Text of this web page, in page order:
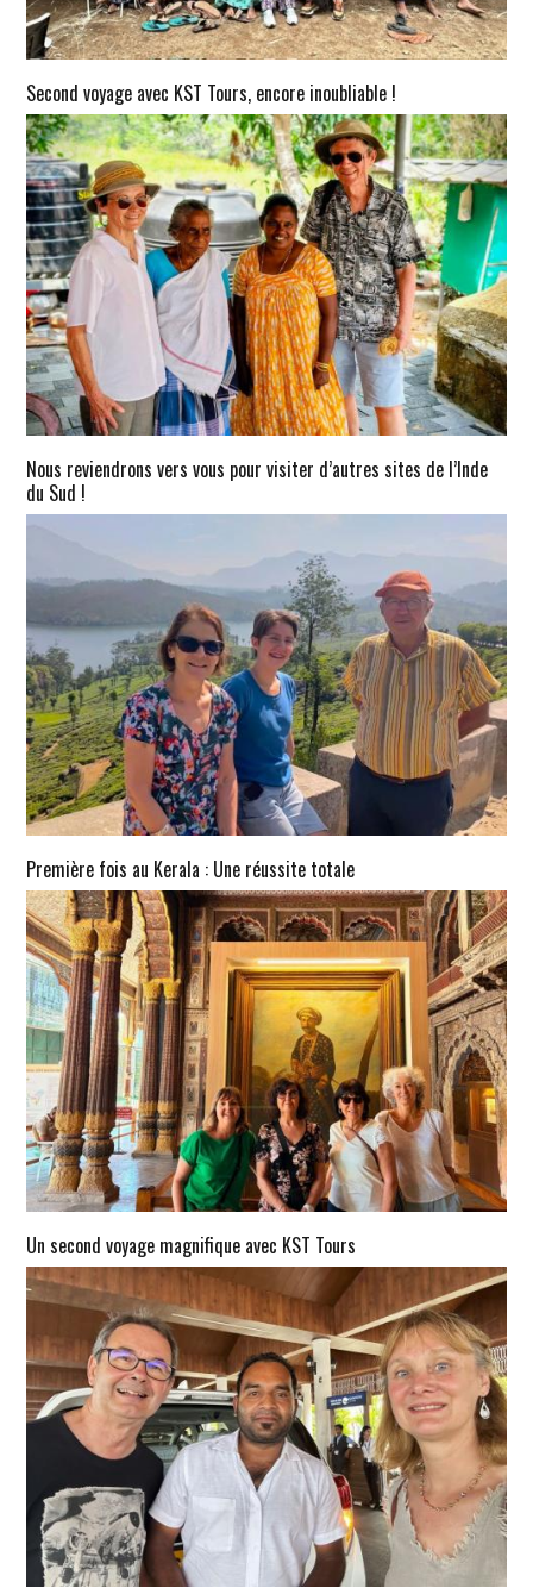
Second voyage avec KST Tours, encore inoubliable !
Nous reviendrons vers vous pour visiter d’autres sites de l’Inde
du Sud !
Première fois au Kerala : Une réussite totale
Un second voyage magnifique avec KST Tours